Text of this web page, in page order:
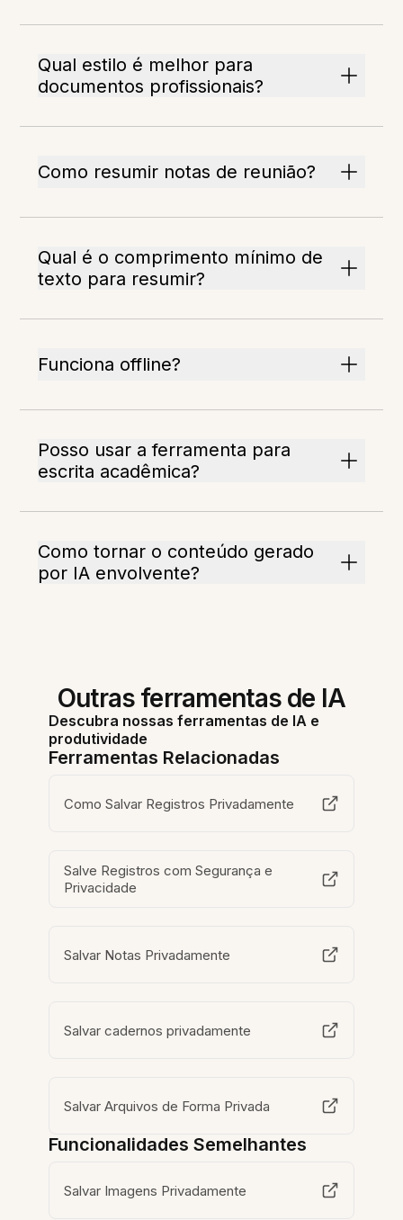
Qual estilo é melhor para
documentos profissionais?
Como resumir notas de reunião?
Qual é o comprimento mínimo de
texto para resumir?
Funciona offline?
Posso usar a ferramenta para
escrita acadêmica?
Como tornar o conteúdo gerado
por IA envolvente?
Outras ferramentas de IA
Descubra nossas ferramentas de IA e
produtividade
Ferramentas Relacionadas
Como Salvar Registros Privadamente
Salve Registros com Segurança e
Privacidade
Salvar Notas Privadamente
Salvar cadernos privadamente
Salvar Arquivos de Forma Privada
Funcionalidades Semelhantes
Salvar Imagens Privadamente